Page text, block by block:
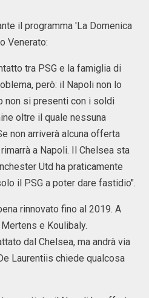
il programma 'La Domenica
Venerato:
tra PSG e la famiglia di
però: il Napoli non lo
non si presenti con i soldi
oltre il quale nessuna
non arriverà alcuna offerta
a Napoli. Il Chelsea sta
Utd ha praticamente
il PSG a poter dare fastidio".
rinnovato fino al 2019. A
e Koulibaly.
dal Chelsea, ma andrà via
Laurentiis chiede qualcosa